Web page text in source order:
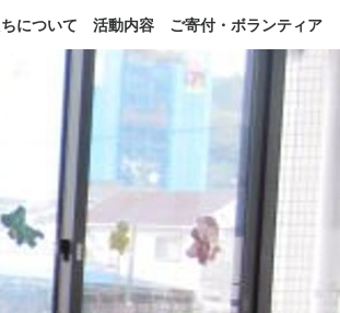
について 活動内容 ご寄付・ボランティア